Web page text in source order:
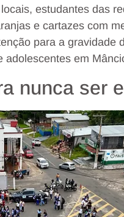
estudantes das
e cartazes com
para a gravidade
adolescentes em
nunca ser